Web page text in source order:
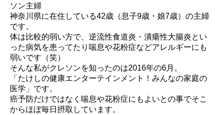
ソン主婦
神奈川県に在住している42歳（息子9歳・娘7歳）の主婦
です。
体は比較的弱い方で、逆流性食道炎・潰瘍性大腸炎とい
った病気を患ってたり喘息や花粉症などアレルギーにも
弱いです（笑）
そんな私がクレソンを知ったのは2016年の6月。
「たけしの健康エンターテインメント！みんなの家庭の
医学」です。
癌予防だけではなく喘息や花粉症にもよいとの事でそこ
からほぼ毎日摂取しています。